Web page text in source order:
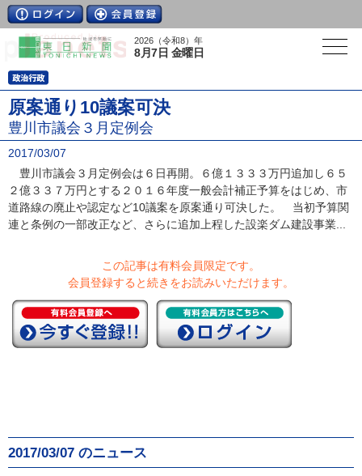
2026（令和8）年
8月7日 金曜日
原案通り10議案可決
豊川市議会３月定例会
2017/03/07
豊川市議会３月定例会は６日再開。６億１３３３万円追加し６５
２億３３７万円とする２０１６年度一般会計補正予算をはじめ、市
道路線の廃止や認定など10議案を原案通り可決した。 当初予算関
連と条例の一部改正など、さらに追加上程した設楽ダム建設事業...
この記事は有料会員限定です。
会員登録すると続きをお読みいただけます。
2017/03/07 のニュース